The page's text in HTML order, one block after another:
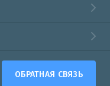
ОБРАТНАЯ СВЯЗЬ